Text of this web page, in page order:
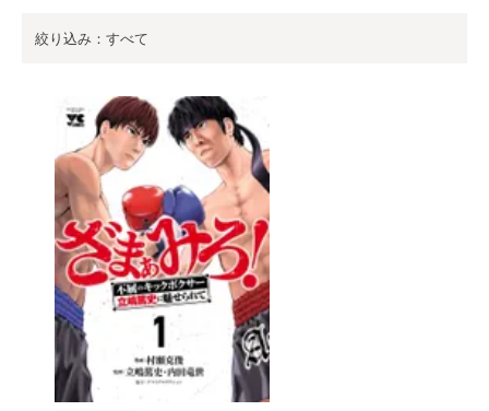
絞り込み：すべて